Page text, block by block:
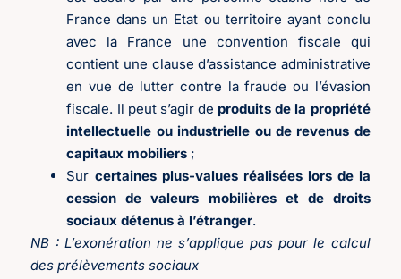
France dans un Etat ou territoire ayant conclu
avec la France une convention fiscale qui
contient une clause d’assistance administrative
en vue de lutter contre la fraude ou l’évasion
fiscale. Il peut s’agir de produits de la propriété
intellectuelle ou industrielle ou de revenus de
capitaux mobiliers ;
Sur certaines plus-values réalisées lors de la
cession de valeurs mobilières et de droits
sociaux détenus à l’étranger.
NB : L’exonération ne s’applique pas pour le calcul
des prélèvements sociaux